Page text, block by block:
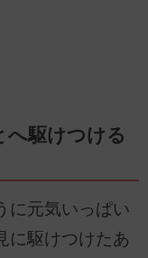
へ駆けつける
に元気いっぱい
に駆けつけたあ